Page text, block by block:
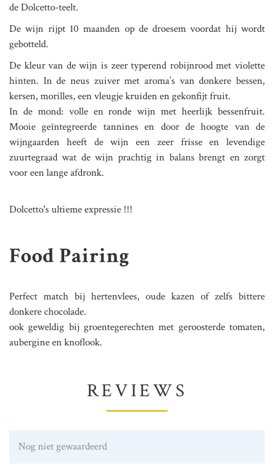
de Dolcetto-teelt.
De wijn rijpt 10 maanden op de droesem voordat hij wordt
gebotteld.
De kleur van de wijn is zeer typerend robijnrood met violette
hinten. In de neus zuiver met aroma’s van donkere bessen,
kersen, morilles, een vleugje kruiden en gekonfijt fruit.
In de mond: volle en ronde wijn met heerlijk bessenfruit.
Mooie geïntegreerde tannines en door de hoogte van de
wijngaarden heeft de wijn een zeer frisse en levendige
zuurtegraad wat de wijn prachtig in balans brengt en zorgt
voor een lange afdronk.
Dolcetto's ultieme expressie !!!
Food Pairing
Perfect match bij hertenvlees, oude kazen of zelfs bittere
donkere chocolade.
ook geweldig bij groentegerechten met geroosterde tomaten,
aubergine en knoflook.
REVIEWS
Nog niet gewaardeerd